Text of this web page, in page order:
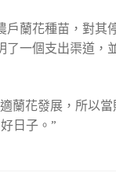
蘭花種苗，對
一個支出渠道
蘭花發展，所以
日子。”